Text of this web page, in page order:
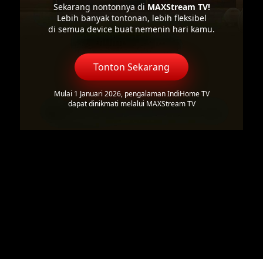
Sekarang nontonnya di MAXStream TV!
Lebih banyak tontonan, lebih fleksibel
di semua device buat nemenin hari kamu.
Tonton Sekarang
Mulai 1 Januari 2026, pengalaman IndiHome TV
dapat dinikmati melalui MAXStream TV